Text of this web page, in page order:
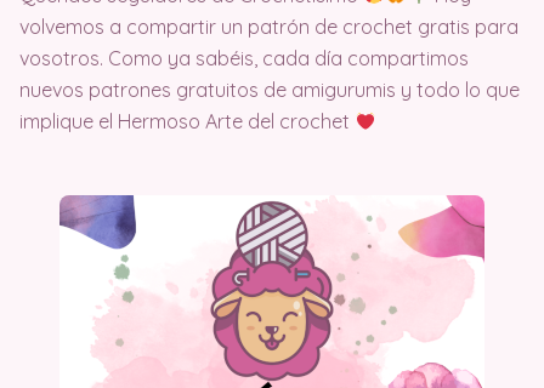
volvemos a compartir un patrón de crochet gratis para
vosotros. Como ya sabéis, cada día compartimos
nuevos patrones gratuitos de amigurumis y todo lo que
implique el Hermoso Arte del crochet